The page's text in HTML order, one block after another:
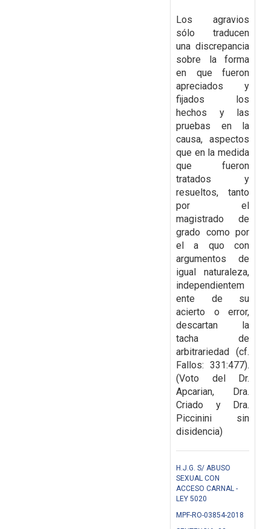
Los agravios
sólo traducen
una discrepancia
sobre la forma
en que fueron
apreciados y
fijados los
hechos y las
pruebas en la
causa, aspectos
que en la medida
que fueron
tratados y
resueltos, tanto
por el
magistrado de
grado como por
el a quo con
argumentos de
igual naturaleza,
independientem
ente de su
acierto o error,
descartan la
tacha de
arbitrariedad (cf.
Fallos: 331:477).
(Voto del Dr.
Apcarian, Dra.
Criado y Dra.
Piccinini sin
disidencia)
H.J.G. S/ ABUSO
SEXUAL CON
ACCESO CARNAL -
LEY 5020
MPF-RO-03854-2018